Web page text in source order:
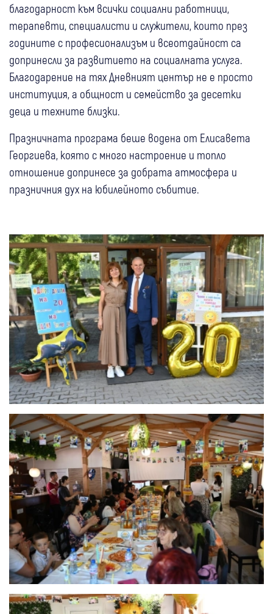
благодарност към всички социални работници,
терапевти, специалисти и служители, които през
годините с професионализъм и всеотдайност са
допринесли за развитието на социалната услуга.
Благодарение на тях Дневният център не е просто
институция, а общност и семейство за десетки
деца и техните близки.
Празничната програма беше водена от Елисавета
Георгиева, която с много настроение и топло
отношение допринесе за добрата атмосфера и
празничния дух на юбилейното събитие.